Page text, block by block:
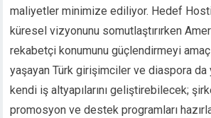
maliyetler minimize ediliyor. Hedef
küresel vizyonunu somutlaştırırken
rekabetçi konumunu güçlendirmeyi
yaşayan Türk girişimciler ve diaspora
kendi iş altyapılarını geliştirebilecek;
promosyon ve destek programları